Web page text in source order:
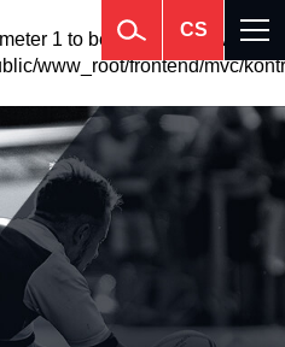
1 to be array, null given in
www_root/frontend/mvc/
CS